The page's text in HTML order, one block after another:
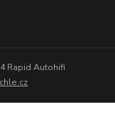
Rapid Autohifi